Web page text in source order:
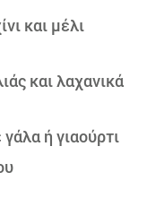
και μέλι
και λαχανικά
ή γιαούρτι